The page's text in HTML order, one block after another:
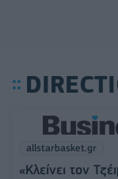
allstarbasket.gr
«Κλείνει τον